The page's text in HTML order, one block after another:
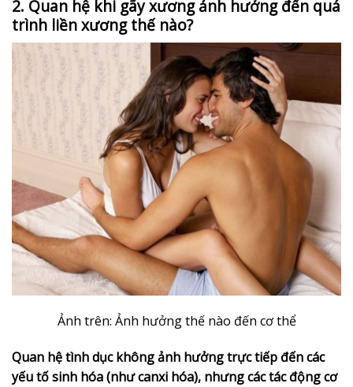
2. Quan hệ khi gãy xương ảnh hưởng đến quá
trình liền xương thế nào?
Ảnh trên: Ảnh hưởng thế nào đến cơ thể
Quan hệ tình dục không ảnh hưởng trực tiếp đến các
yếu tố sinh hóa (như canxi hóa), nhưng các tác động cơ